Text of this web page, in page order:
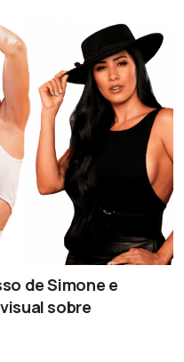
de Simone e
sobre